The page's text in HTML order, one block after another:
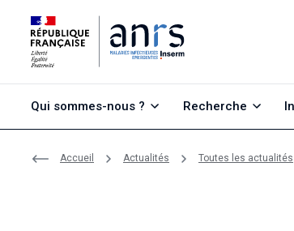
Qui sommes-nous ? Recherche
Accueil Actualités Toutes les actualités